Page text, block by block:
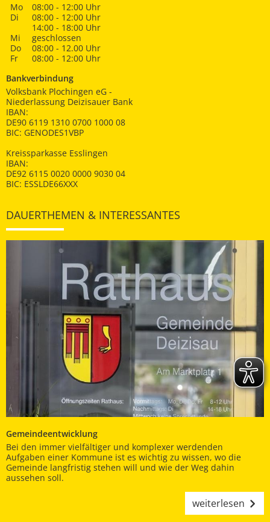
Mo
08:00 - 12:00 Uhr
Di
08:00 - 12:00 Uhr
14:00 - 18:00 Uhr
Mi
geschlossen
Do
08:00 - 12.00 Uhr
Fr
08:00 - 12:00 Uhr
Bankverbindung
Volksbank Plochingen eG -
Niederlassung Deizisauer Bank
IBAN:
DE90 6119 1310 0700 1000 08
BIC: GENODES1VBP
Kreissparkasse Esslingen
IBAN:
DE92 6115 0020 0000 9030 04
BIC: ESSLDE66XXX
DAUERTHEMEN & INTERESSANTES
Gemeindeentwicklung
Bei den immer vielfältiger und komplexer werdenden
Aufgaben einer Kommune ist es wichtig zu wissen, wo die
Gemeinde langfristig stehen will und wie der Weg dahin
aussehen soll.
weiterlesen